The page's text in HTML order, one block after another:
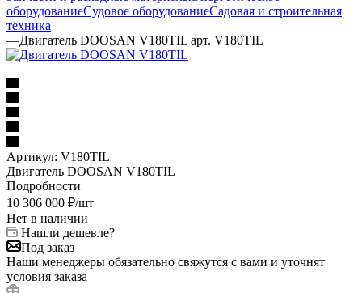
оборудованиеСудовое оборудованиеСадовая и строительная
техника
—Двигатель DOOSAN V180TIL арт. V180TIL
Артикул: V180TIL
Двигатель DOOSAN V180TIL
Подробности
10 306 000 ₽/шт
Нет в наличии
Нашли дешевле?
Под заказ
Наши менеджеры обязательно свяжутся с вами и уточнят
условия заказа